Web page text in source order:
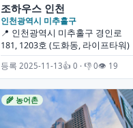
조하우스 인천
인천광역시 미추홀구
📍 인천광역시 미추홀구 경인로
181, 1203호 (도화동, 라이프타워)
등록 2025-11-13👍 0 · 👎 0👁 19
🌾 농어촌